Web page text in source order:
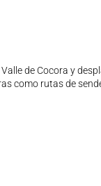
de Cocora y
como rutas de